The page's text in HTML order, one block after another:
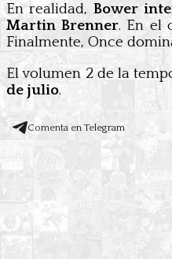
En realidad, Bower
Martin Brenner. En el
Finalmente, Once
El volumen 2 de la
de julio.
Comenta en Telegram